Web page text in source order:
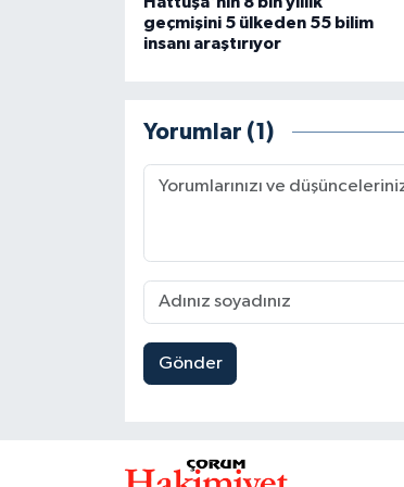
geçmişini 5 ülkeden 55 bilim
insanı araştırıyor
Yorumlar (1)
Gönder